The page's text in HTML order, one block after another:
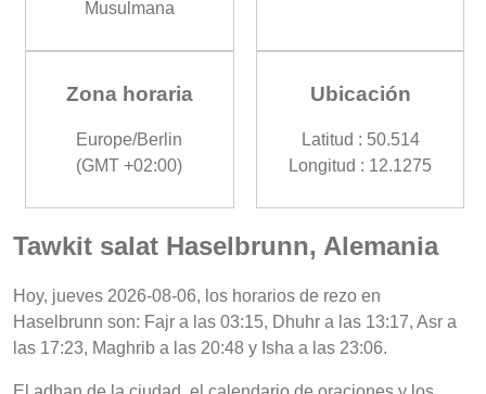
Musulmana
Zona horaria
Europe/Berlin
(GMT +02:00)
Ubicación
Latitud : 50.514
Longitud : 12.1275
Tawkit salat Haselbrunn, Alemania
Hoy, jueves 2026-08-06, los horarios de rezo en
Haselbrunn son: Fajr a las 03:15, Dhuhr a las 13:17, Asr a
las 17:23, Maghrib a las 20:48 y Isha a las 23:06.